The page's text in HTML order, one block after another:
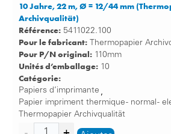
10 Jahre, 22 m, Ø = 12/44 mm
Archivqualität)
Référence: 5411022.100
Pour le fabricant: Thermopapier
Pour P/N original: 110mm
Unités d’emballage: 10
Catégorie:
Papiers d’imprimante ,
Papier impriment thermique - normal -
Thermopapier Archivqualität